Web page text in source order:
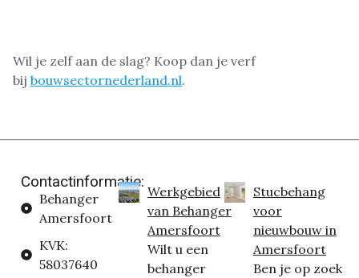
Wil je zelf aan de slag? Koop dan je verf
bij bouwsectornederland.nl.
Contactinformatie:
Behanger
Amersfoort
KVK:
58037640
Werkgebied
van Behanger
Amersfoort
Wilt u een
behanger
Stucbehang
voor
nieuwbouw in
Amersfoort
Ben je op zoek